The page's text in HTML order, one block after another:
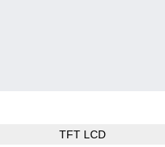
TFT LCD